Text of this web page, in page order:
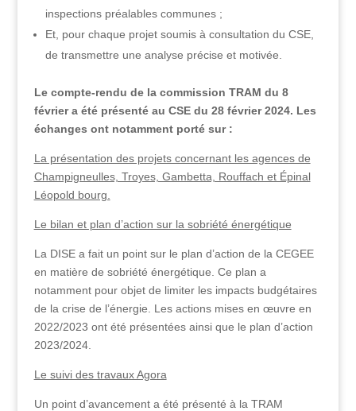
inspections préalables communes ;
Et, pour chaque projet soumis à consultation du CSE,
de transmettre une analyse précise et motivée.
Le compte-rendu de la commission TRAM du 8
février a été présenté au CSE du 28 février 2024. Les
échanges ont notamment porté sur :
La présentation des projets concernant les agences de
Champigneulles, Troyes, Gambetta, Rouffach et Épinal
Léopold bourg.
Le bilan et plan d’action sur la sobriété énergétique
La DISE a fait un point sur le plan d’action de la CEGEE
en matière de sobriété énergétique. Ce plan a
notamment pour objet de limiter les impacts budgétaires
de la crise de l’énergie. Les actions mises en œuvre en
2022/2023 ont été présentées ainsi que le plan d’action
2023/2024.
Le suivi des travaux Agora
Un point d’avancement a été présenté à la TRAM